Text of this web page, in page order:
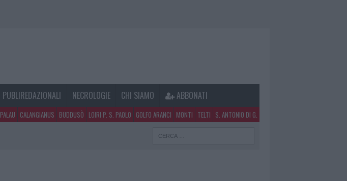
PUBLIREDAZIONALI NECROLOGIE CHI SIAMO ABBONATI
PALAU CALANGIANUS BUDDUSÒ LOIRI P. S. PAOLO GOLFO ARANCI MONTI TELTI S. ANTONIO DI G.